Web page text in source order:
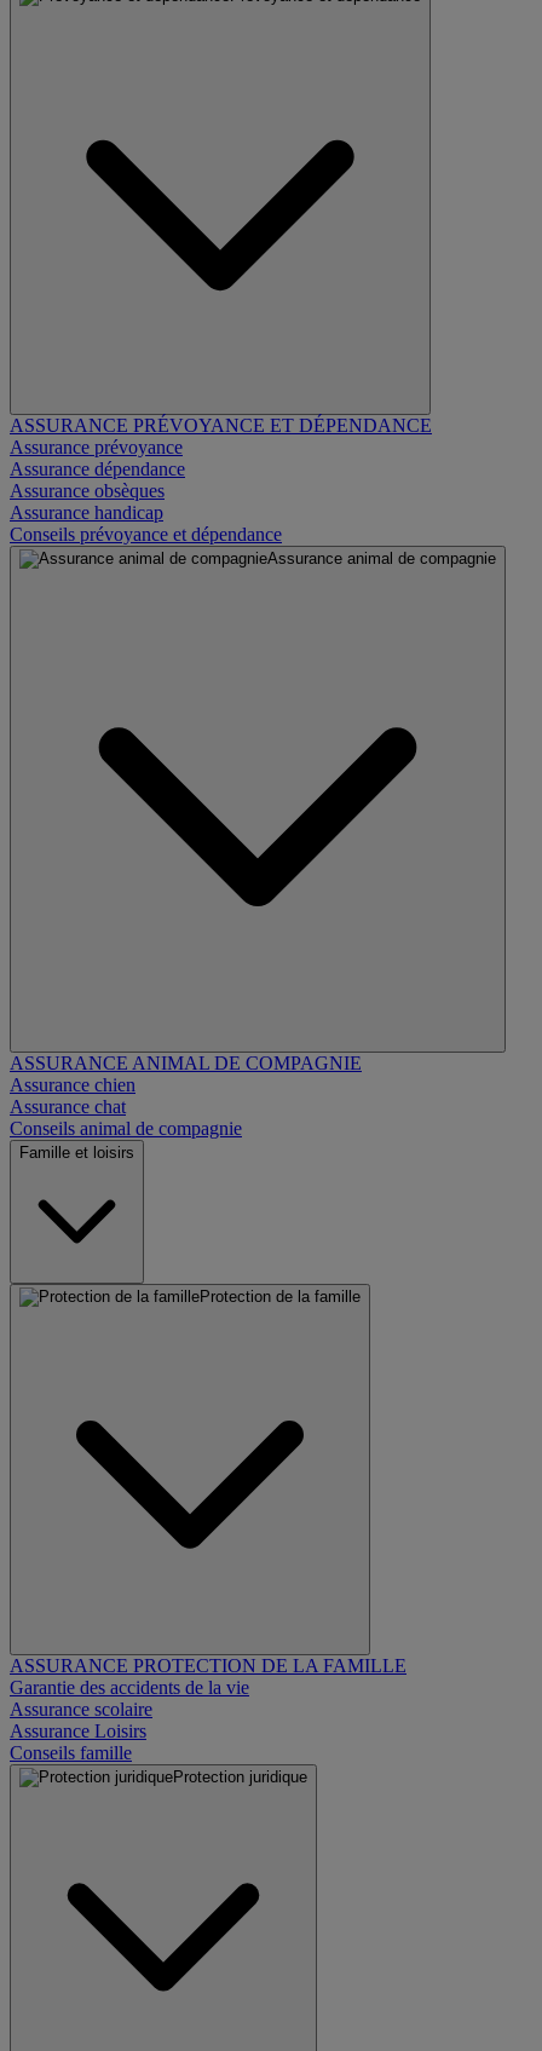
ASSURANCE PRÉVOYANCE ET DÉPENDANCE
Assurance prévoyance
Assurance dépendance
Assurance obsèques
Assurance handicap
Conseils prévoyance et dépendance
Assurance animal de compagnie
ASSURANCE ANIMAL DE COMPAGNIE
Assurance chien
Assurance chat
Conseils animal de compagnie
Famille et loisirs
Protection de la famille
ASSURANCE PROTECTION DE LA FAMILLE
Garantie des accidents de la vie
Assurance scolaire
Assurance Loisirs
Conseils famille
Protection juridique